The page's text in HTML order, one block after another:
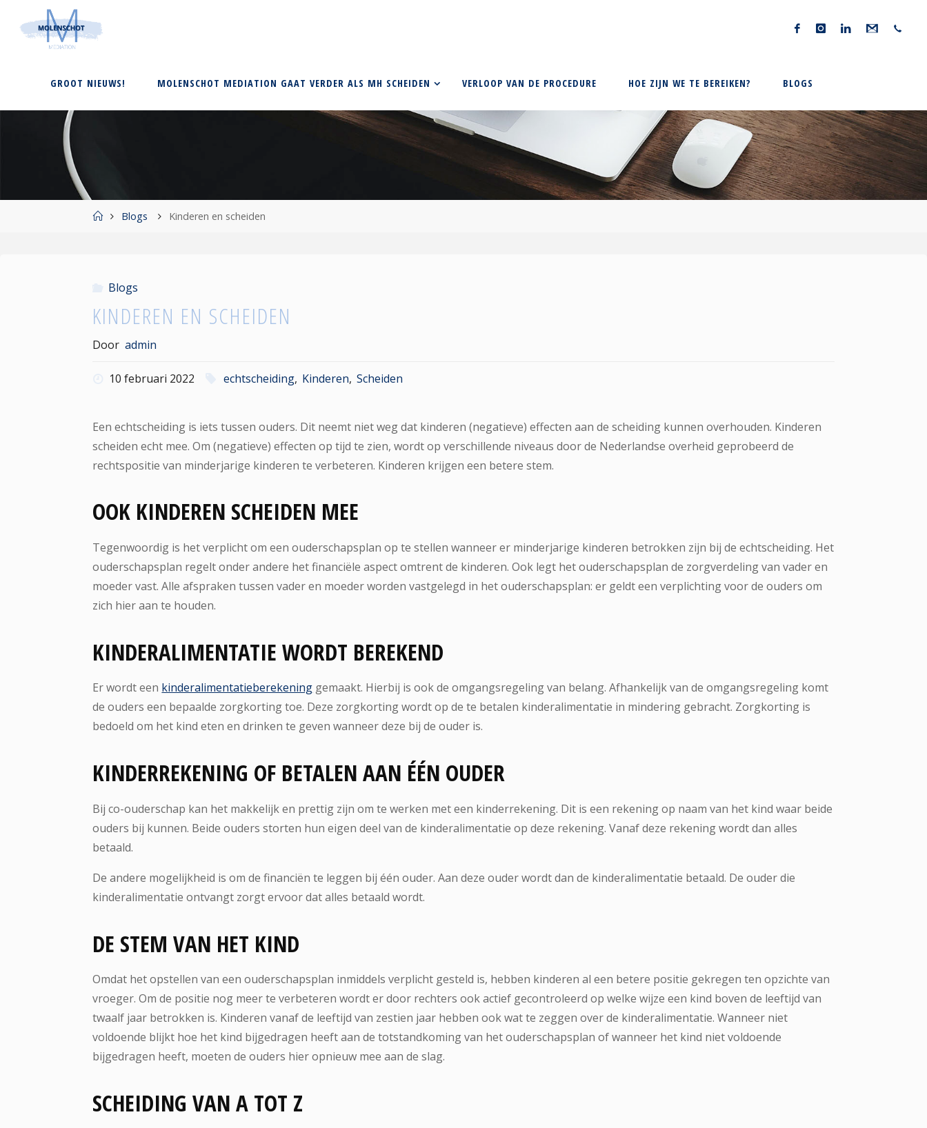
naar
CH
GROOT NIEUWS! MOLENSCHOT MEDIATION GAAT VERDER ALS MH SCHEIDEN VERLOOP VAN DE PROCEDURE HOE ZIJN WE TE BEREIKEN? BLOGS
HomeBlogs Kinderen en scheiden
Blogs
KINDEREN EN SCHEIDEN
Door admin
10 februari 2022 echtscheiding, Kinderen, Scheiden
Een echtscheiding is iets tussen ouders. Dit neemt niet weg dat kinderen (negatieve) effecten aan de scheiding kunnen overhouden. Kinderen
scheiden echt mee. Om (negatieve) effecten op tijd te zien, wordt op verschillende niveaus door de Nederlandse overheid geprobeerd de
rechtspositie van minderjarige kinderen te verbeteren. Kinderen krijgen een betere stem.
OOK KINDEREN SCHEIDEN MEE
Tegenwoordig is het verplicht om een ouderschapsplan op te stellen wanneer er minderjarige kinderen betrokken zijn bij de echtscheiding. Het
ouderschapsplan regelt onder andere het financiële aspect omtrent de kinderen. Ook legt het ouderschapsplan de zorgverdeling van vader en
moeder vast. Alle afspraken tussen vader en moeder worden vastgelegd in het ouderschapsplan: er geldt een verplichting voor de ouders om
zich hier aan te houden.
KINDERALIMENTATIE WORDT BEREKEND
Er wordt een kinderalimentatieberekening gemaakt. Hierbij is ook de omgangsregeling van belang. Afhankelijk van de omgangsregeling komt
de ouders een bepaalde zorgkorting toe. Deze zorgkorting wordt op de te betalen kinderalimentatie in mindering gebracht. Zorgkorting is
bedoeld om het kind eten en drinken te geven wanneer deze bij de ouder is.
KINDERREKENING OF BETALEN AAN ÉÉN OUDER
Bij co-ouderschap kan het makkelijk en prettig zijn om te werken met een kinderrekening. Dit is een rekening op naam van het kind waar beide
ouders bij kunnen. Beide ouders storten hun eigen deel van de kinderalimentatie op deze rekening. Vanaf deze rekening wordt dan alles
betaald.
De andere mogelijkheid is om de financiën te leggen bij één ouder. Aan deze ouder wordt dan de kinderalimentatie betaald. De ouder die
kinderalimentatie ontvangt zorgt ervoor dat alles betaald wordt.
DE STEM VAN HET KIND
Omdat het opstellen van een ouderschapsplan inmiddels verplicht gesteld is, hebben kinderen al een betere positie gekregen ten opzichte van
vroeger. Om de positie nog meer te verbeteren wordt er door rechters ook actief gecontroleerd op welke wijze een kind boven de leeftijd van
twaalf jaar betrokken is. Kinderen vanaf de leeftijd van zestien jaar hebben ook wat te zeggen over de kinderalimentatie. Wanneer niet
voldoende blijkt hoe het kind bijgedragen heeft aan de totstandkoming van het ouderschapsplan of wanneer het kind niet voldoende
bijgedragen heeft, moeten de ouders hier opnieuw mee aan de slag.
SCHEIDING VAN A TOT Z